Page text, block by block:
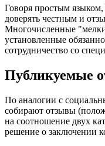
Говоря простым языком,
доверять честным и
Многочисленные
установленные
сотрудничество со
Публикуемые
По аналогии с
собирают отзывы
на соотношение двух
решение о заключении